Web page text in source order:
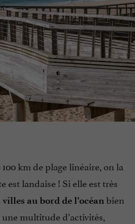
km de plage linéaire, on la
est landaise ! Si elle est très
villes au bord de l’océan bien
multitude d’activités,